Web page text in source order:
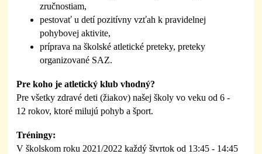
zručnostiam,
pestovať u detí pozitívny vzťah k pravidelnej
pohybovej aktivite,
príprava na školské atletické preteky, preteky
organizované SAZ.
Pre koho je atletický klub vhodný?
Pre všetky zdravé deti (žiakov) našej školy vo veku od 6 -
12 rokov, ktoré milujú pohyb a šport.
Tréningy:
V školskom roku 2021/2022 každý štvrtok od 13:45 - 14:45